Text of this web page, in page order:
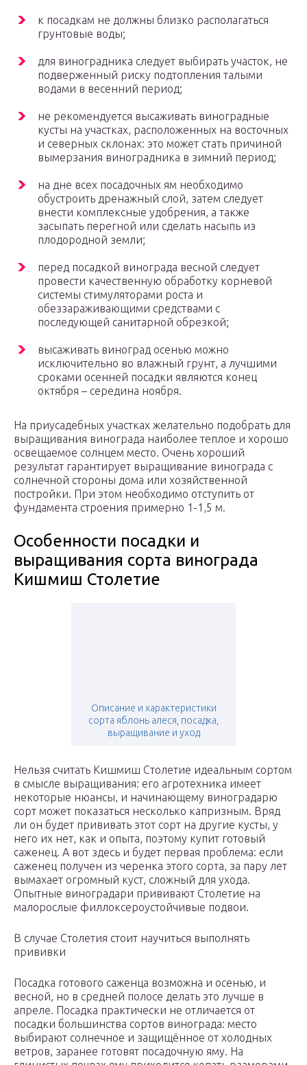
к посадкам не должны близко располагаться
грунтовые воды;
для виноградника следует выбирать участок, не
подверженный риску подтопления талыми
водами в весенний период;
не рекомендуется высаживать виноградные
кусты на участках, расположенных на восточных
и северных склонах: это может стать причиной
вымерзания виноградника в зимний период;
на дне всех посадочных ям необходимо
обустроить дренажный слой, затем следует
внести комплексные удобрения, а также
засыпать перегной или сделать насыпь из
плодородной земли;
перед посадкой винограда весной следует
провести качественную обработку корневой
системы стимуляторами роста и
обеззараживающими средствами с
последующей санитарной обрезкой;
высаживать виноград осенью можно
исключительно во влажный грунт, а лучшими
сроками осенней посадки являются конец
октября – середина ноября.
На приусадебных участках желательно подобрать для
выращивания винограда наиболее теплое и хорошо
освещаемое солнцем место. Очень хороший
результат гарантирует выращивание винограда с
солнечной стороны дома или хозяйственной
постройки. При этом необходимо отступить от
фундамента строения примерно 1-1,5 м.
Особенности посадки и
выращивания сорта винограда
Кишмиш Столетие
Описание и характеристики
сорта яблонь алеся, посадка,
выращивание и уход
Нельзя считать Кишмиш Столетие идеальным сортом
в смысле выращивания: его агротехника имеет
некоторые нюансы, и начинающему виноградарю
сорт может показаться несколько капризным. Вряд
ли он будет прививать этот сорт на другие кусты, у
него их нет, как и опыта, поэтому купит готовый
саженец. А вот здесь и будет первая проблема: если
саженец получен из черенка этого сорта, за пару лет
вымахает огромный куст, сложный для ухода.
Опытные виноградари прививают Столетие на
малорослые филлоксероустойчивые подвои.
В случае Столетия стоит научиться выполнять
прививки
Посадка готового саженца возможна и осенью, и
весной, но в средней полосе делать это лучше в
апреле. Посадка практически не отличается от
посадки большинства сортов винограда: место
выбирают солнечное и защищённое от холодных
ветров, заранее готовят посадочную яму. На